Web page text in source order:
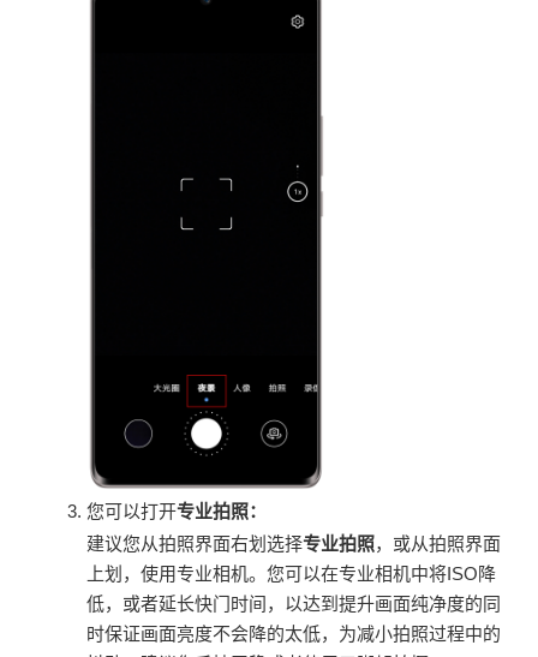
您可以打开专业拍照：
建议您从拍照界面右划选择专业拍照，或从拍照界面
上划，使用专业相机。您可以在专业相机中将ISO降
低，或者延长快门时间，以达到提升画面纯净度的同
时保证画面亮度不会降的太低，为减小拍照过程中的